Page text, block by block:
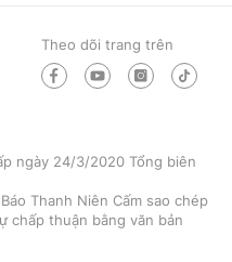
Theo dõi trang trên
ngày 24/3/2020 Tổng biên
Thanh Niên Cấm sao chép
chấp thuận bằng văn bản